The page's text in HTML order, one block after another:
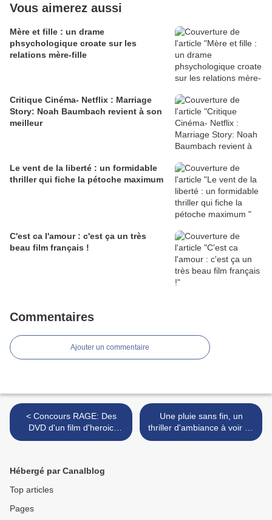
Vous aimerez aussi
Mère et fille : un drame
phsychologique croate sur les
relations mère-fille
Critique Cinéma- Netflix : Marriage
Story: Noah Baumbach revient à son
meilleur
Le vent de la liberté : un formidable
thriller qui fiche la pétoche maximum
C'est ca l'amour : c'est ça un très
beau film français !
Commentaires
Ajouter un commentaire
< Concours RAGE: Des
DVD d'un film d'heroic
fantasy dans la lignée de
Une pluie sans fin, un
thriller d'ambiance à voir au
sec cet été !! >
Hébergé par Canalblog
Top articles
Pages